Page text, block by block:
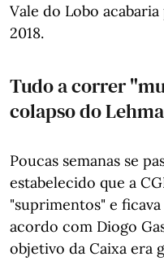
Vale do Lobo
2018.
Tudo a correr
colapso do
Poucas semanas se
estabelecido que a
"suprimentos" e
acordo com Diogo
objetivo da Caixa era